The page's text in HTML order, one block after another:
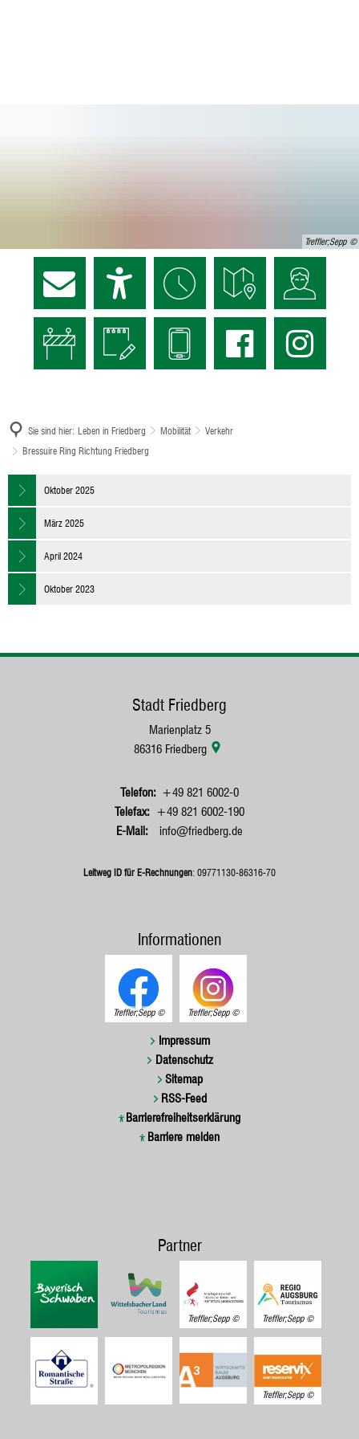
Treffler;Sepp
Sie sind hier: Leben in Friedberg Mobilität
Verkehr
Bressuire Ring Richtung Friedberg
Bressuire
Ring
Richtung
Friedberg
Oktober 2025
März 2025
April 2024
Oktober 2023
Stadt Friedberg
Marienplatz 5
86316 Friedberg
+49 821 6002-0
+49 821 6002-190
info@friedberg.de
Leitweg ID für E-Rechnungen: 09771130-86316-70
Informationen
Treffler;Sepp Treffler;Sepp
Impressum
Datenschutz
Sitemap
RSS-Feed
Barrierefreiheitserklärung
Barriere melden
Partner
Treffler;Sepp Treffler;Sepp
Treffler;Sepp